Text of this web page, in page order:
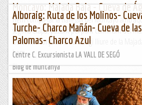
Moncayo: Majada Baja - Cueva de
Hem completat la travessia del Moncayo amb
segona etapa, passant pel punt culminant del
de dormir força bé en el refugi lliure de la Majada
hem...
Blog de muntanya
Alboraig: Ruta de los Molinos-
Turche- Charco Mañán- Cueva de las
Palomas- Charco Azul
Centre C. Excursionista LA VALL DE SEGÓ